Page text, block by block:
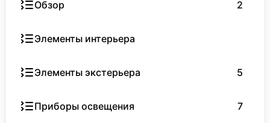
Обзор 2
Элементы интерьера
Элементы экстерьера 5
Приборы освещения 7